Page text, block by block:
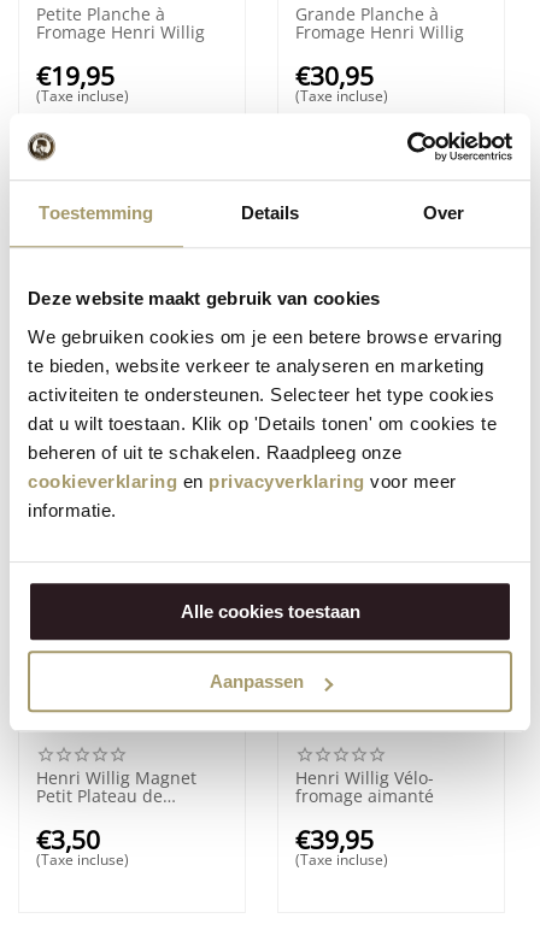
Toestemming Details Over
Deze website maakt gebruik van cookies
We gebruiken cookies om je een betere browse ervaring
te bieden, website verkeer te analyseren en marketing
activiteiten te ondersteunen. Selecteer het type cookies
dat u wilt toestaan. Klik op 'Details tonen' om cookies te
beheren of uit te schakelen. Raadpleeg onze
cookieverklaring en privacyverklaring voor meer
informatie.
Alle cookies toestaan
Aanpassen
Petite Planche à
Fromage Henri Willig
€19,95
(Taxe incluse)
Grande Planche à
Fromage Henri Willig
€30,95
(Taxe incluse)
Pics à fromage Henri
Willig avec drapeau –
50 pièces
€2,95
(Taxe incluse)
Henri Willig Magnet
Fromage
€3,50
(Taxe incluse)
Henri Willig Magnet
Petit Plateau de
€3,50
(Taxe incluse)
Henri Willig Vélo-
fromage aimanté
€39,95
(Taxe incluse)